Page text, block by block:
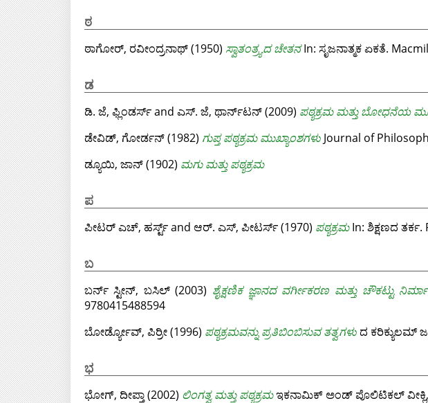
ಠ
ಠಾಗೋರ್, ರವೀಂದ್ರನಾಥ್(1950) ಸ್ವಾತಂತ್ರ್ಯದ ಚೇತನ
ಡ
ಡಿ. ಜೆ, ಫ್ಲಿಂಡರ್ಸ್and ಎಸ್. ಜೆ, ಥಾರ್ನ್‌ಟನ್(2009) ಪಠ್ಯಕ್ರಮ ಮತ್ತು ಬೋಧನೆಯ
ಡೇವಿಡ್, ಗೋರ್ಡನ್(1982) ಗುಪ್ತ ಪಠ್ಯಕ್ರಮ ಮುಖ್ಯಾಂಶಗಳುJournal of
ಡ್ಯೂಯಿ, ಜಾನ್(1902) ಮಗು ಮತ್ತು ಪಠ್ಯಕ್ರಮ
ಪ
ಪೀಟರ್ ಎಚ್, ಹರ್ಸ್ಟ್and ಆರ್. ಎಸ್, ಪೀಟರ್ಸ್(1970) ಪಠ್ಯಕ್ರಮIn: ಶಿಕ್ಷಣದ ತರ್ಕ.
ಬ
ಬರ್ನ್ ಸ್ಟೀನ್, ಬಸಿಲ್(2003) ಶೈಕ್ಷಣಿಕ ಜ್ಞಾನದ ವರ್ಗೀಕರಣ ಮತ್ತು ಚೌಕಟ್ಟು
9780415488594
ಬೋರ್ಡ್ಯೋವ್, ಪಿರ್ರೀ(1996) ಪಠ್ಯಕ್ರಮವನ್ನು ಪ್ರತಿಬಿಂಬಿಸುವ ತತ್ವಗಳುದ ಕರಿಕ್ಯುಲಮ್
ಭ
ಭೋಗ್, ದೀಪ್ತಾ(2002) ಲಿಂಗತ್ವ ಮತ್ತು ಪಠ್ಯಕ್ರಮಇಕನಾಮಿಕ್ ಅಂಡ್ ಪೊಲಿಟಿಕಲ್ ವೀಕ್ಲಿ,